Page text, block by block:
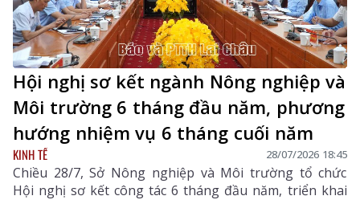
Hội nghị sơ kết ngành Nông nghiệp và
Môi trường 6 tháng đầu năm, phương
hướng nhiệm vụ 6 tháng cuối năm
KINH TẾ 28/07/2026 18:45
Chiều 28/7, Sở Nông nghiệp và Môi trường tổ chức
Hội nghị sơ kết công tác 6 tháng đầu năm, triển khai